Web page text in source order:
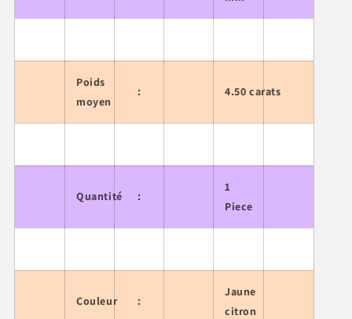
Poids
moyen
: 4.50 carats
Quantité :
1
Piece
Couleur :
Jaune
citron